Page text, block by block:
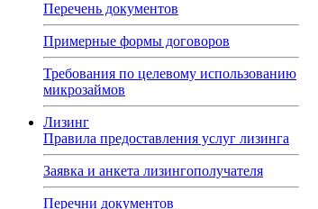
Перечень документов
Примерные формы договоров
Требования по целевому использованию
микрозаймов
Лизинг
Правила предоставления услуг лизинга
Заявка и анкета лизингополучателя
Перечни документов